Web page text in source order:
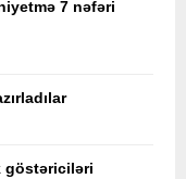
7 nəfəri
göstəriciləri